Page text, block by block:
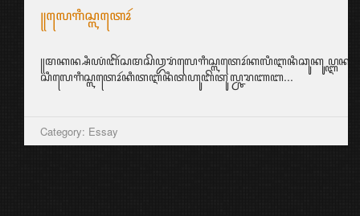
꧋ꦭꦺꦒꦶꦱ꧀ꦭꦠꦺꦴꦂ
ꦱꦶꦭꦺꦒꦶꦱ꧀ꦭꦠꦺꦴꦂꦏꦶꦠꦆꦤꦶꦠꦲꦸꦧꦼꦠꦸꦭ꧀ꦕꦫꦚꦧ...
Category: Essay